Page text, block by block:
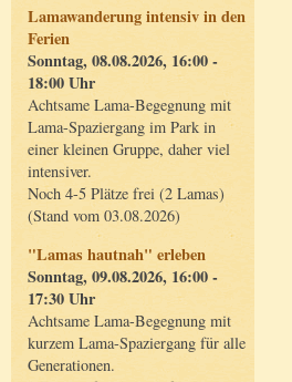
Lamawanderung intensiv in den
Ferien
Sonntag, 08.08.2026, 16:00 -
18:00 Uhr
Achtsame Lama-Begegnung mit
Lama-Spaziergang im Park in
einer kleinen Gruppe, daher viel
intensiver.
Noch 4-5 Plätze frei (2 Lamas)
(Stand vom 03.08.2026)
"Lamas hautnah" erleben
Sonntag, 09.08.2026, 16:00 -
17:30 Uhr
Achtsame Lama-Begegnung mit
kurzem Lama-Spaziergang für alle
Generationen.